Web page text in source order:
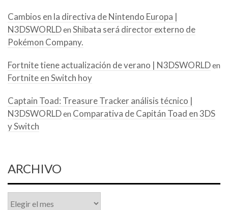
Cambios en la directiva de Nintendo Europa |
N3DSWORLDen Shibata será director externo de
Pokémon Company.
Fortnite tiene actualización de verano | N3DSWORLDen
Fortnite en Switch hoy
Captain Toad: Treasure Tracker análisis técnico |
N3DSWORLDen Comparativa de Capitán Toad en 3DS
y Switch
ARCHIVO